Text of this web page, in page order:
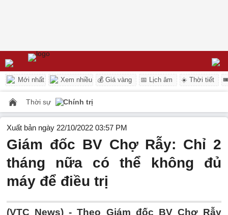
Mới nhất Xem nhiều 💰 Giá vàng 📅 Lịch âm ☀️ Thời tiết
Thời sự Chính trị
Xuất bản ngày 22/10/2022 03:57 PM
Giám đốc BV Chợ Rẫy: Chỉ 2
tháng nữa có thể không đủ
máy để điều trị
(VTC News) -Theo Giám đốc BV Chợ Rẫy